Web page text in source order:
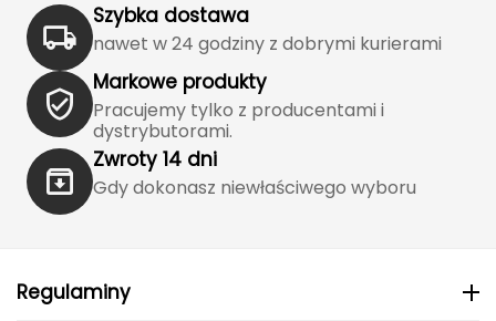
HMS PREMIUM
Haago
Hanwag
Hoka
Hydrapak
Szybka dostawa
nawet w 24 godziny z dobrymi kurierami
Markowe produkty
Pracujemy tylko z producentami i
dystrybutorami.
Zwroty 14 dni
Gdy dokonasz niewłaściwego wyboru
Regulaminy